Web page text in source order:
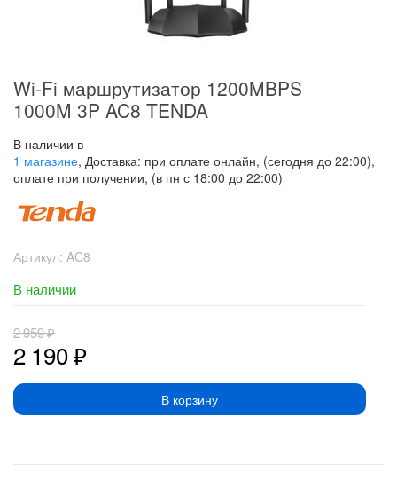
Wi-Fi маршрутизатор 1200MBPS
1000M 3P AC8 TENDA
В наличии в
1 магазине, Доставка: при оплате онлайн, (сегодня до 22:00),
оплате при получении, (в пн с 18:00 до 22:00)
Артикул: AC8
В наличии
2 190₽
2 959₽
В корзину